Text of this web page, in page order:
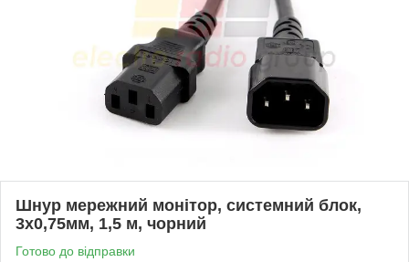
Шнур мережний монітор, системний блок,
3х0,75мм, 1,5 м, чорний
Готово до відправки